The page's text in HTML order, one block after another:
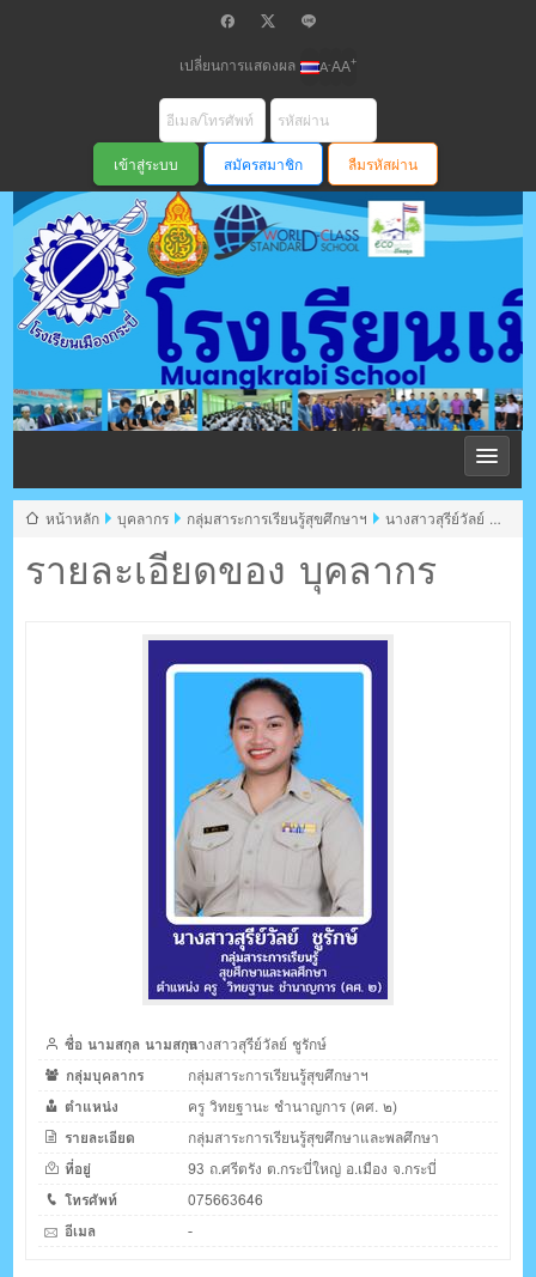
เปลี่ยนการแสดงผล A-AA+
สมัครสมาชิก ลืมรหัสผ่าน
โรงเรียนเมือง
กระบี่ สพม
ตรัง กระบี่
รายละเอียดของ บุคลากร
หน้าหลัก บุคลากร กลุ่มสาระการเรียนรู้สุขศึกษาฯ
นางสาวสุรีย์วัลย์ ชู
ชื่อ นามสกุล นามสกุลนางสาวสุรีย์วัลย์ ชูรักษ์
กลุ่มบุคลากร
กลุ่มสาระการเรียนรู้สุขศึกษาฯ
ตำแหน่ง
ครู วิทยฐานะ ชำนาญการ (คศ. ๒)
รายละเอียด
กลุ่มสาระการเรียนรู้สุขศึกษาและพลศึกษา
ที่อยู่
93 ถ.ศรีตรัง ต.กระบี่ใหญ่ อ.เมือง จ.กระบี่
โทรศัพท์
075663646
อีเมล
-